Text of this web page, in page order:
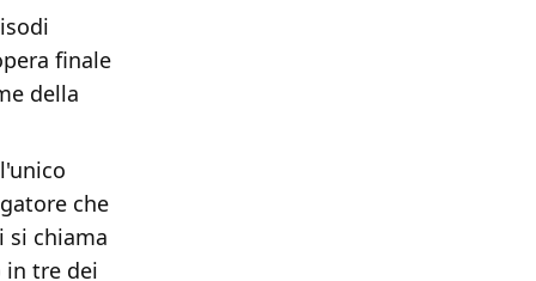
finale
della
che
si chiama
in tre dei